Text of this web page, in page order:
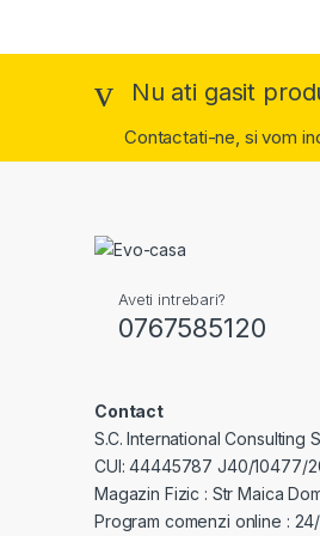
Nu ati gasit
Contactati-ne, si vom
Aveti intrebari?
0767585120
Contact
S.C. International Consulting
CUI: 44445787 J40/10477/
Magazin Fizic : Str Maica
Program comenzi online :